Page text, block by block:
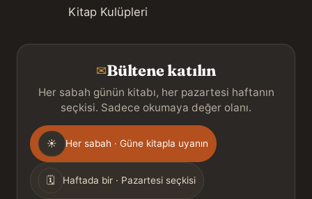
Kitap Kulüpleri
✉Bültene katılın
Her sabah günün kitabı, her pazartesi haftanın
seçkisi. Sadece okumaya değer olanı.
Gönderim
sıklığı
☀ Her sabah · Güne kitapla uyanın
🗓 Haftada bir · Pazartesi seçkisi